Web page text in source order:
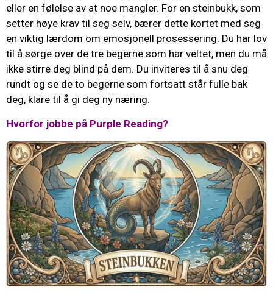
eller en følelse av at noe mangler. For en steinbukk, som
setter høye krav til seg selv, bærer dette kortet med seg
en viktig lærdom om emosjonell prosessering: Du har lov
til å sørge over de tre begerne som har veltet, men du må
ikke stirre deg blind på dem. Du inviteres til å snu deg
rundt og se de to begerne som fortsatt står fulle bak
deg, klare til å gi deg ny næring.
Hvorfor jobbe på Purple Reading?